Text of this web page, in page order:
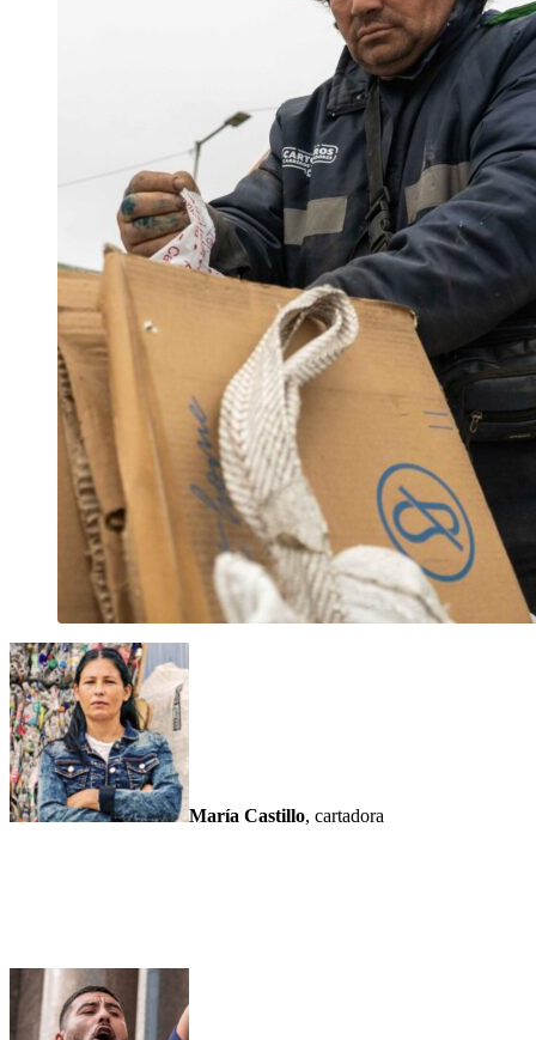
María Castillo, cartadora